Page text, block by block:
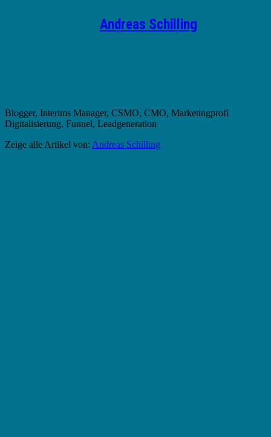
Andreas Schilling
Blogger, Interims Manager, CSMO, CMO, Marketingprofi
Digitalisierung, Funnel, Leadgeneration
Zeige alle Artikel von: Andreas Schilling